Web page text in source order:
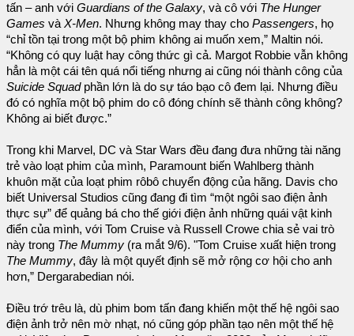
tấn – anh với Guardians of the Galaxy, và cô với The Hunger
Games vàX-Men. Nhưng không may thay cho Passengers, họ
“chỉ tồn tại trong một bộ phim không ai muốn xem,” Maltin nói.
“Không có quy luật hay công thức gì cả. Margot Robbie vẫn không
hẳn là một cái tên quá nổi tiếng nhưng ai cũng nói thành công của
Suicide Squadphần lớn là do sự táo bạo cô đem lại. Nhưng điều
đó có nghĩa một bộ phim do cô đóng chính sẽ thành công không?
Không ai biết được.”
Trong khi Marvel, DC và Star Wars đều đang đưa những tài năng
trẻ vào loạt phim của mình, Paramount biến Wahlberg thành
khuôn mặt của loạt phim rôbô chuyển động của hãng. Davis cho
biết Universal Studios cũng đang đi tìm “một ngôi sao điện ảnh
thực sự” để quảng bá cho thế giới điện ảnh những quái vật kinh
điển của mình, với Tom Cruise và Russell Crowe chia sẻ vai trò
này trong The Mummy (ra mắt 9/6). "Tom Cruise xuất hiện trong
The Mummy, đây là một quyết định sẽ mở rộng cơ hội cho anh
hơn,” Dergarabedian nói.
Điều trớ trêu là, dù phim bom tấn đang khiến một thế hệ ngôi sao
điện ảnh trở nên mờ nhạt, nó cũng góp phần tạo nên một thế hệ